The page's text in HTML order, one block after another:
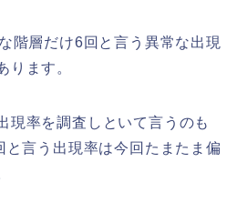
階層だけ6回と言う異常な出現
ります。
現率を調査しといて言うのも
言う出現率は今回たまたま偏